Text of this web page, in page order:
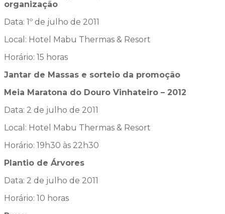
organização
Data: 1º de julho de 2011
Local: Hotel Mabu Thermas & Resort
Horário: 15 horas
Jantar de Massas e sorteio da promoção
Meia Maratona do Douro Vinhateiro – 2012
Data: 2 de julho de 2011
Local: Hotel Mabu Thermas & Resort
Horário: 19h30 às 22h30
Plantio de Árvores
Data: 2 de julho de 2011
Horário: 10 horas